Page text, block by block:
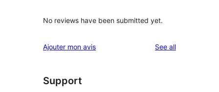
No reviews have been submitted yet.
Ajouter mon avis See allreviews
Support